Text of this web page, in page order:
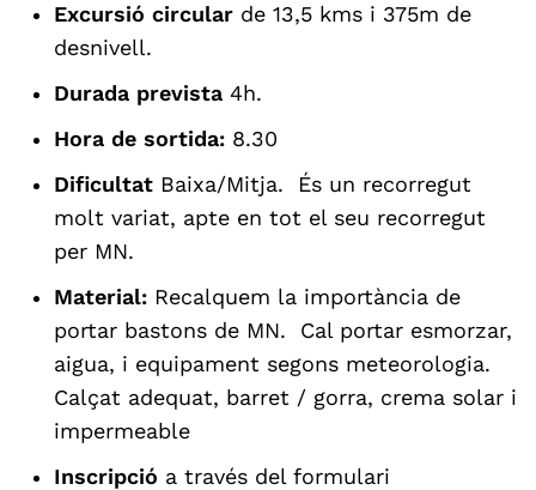
Excursió circular de 13,5 kms i 375m de
desnivell.
Durada prevista 4h.
Hora de sortida: 8.30
Dificultat Baixa/Mitja. És un recorregut
molt variat, apte en tot el seu recorregut
per MN.
Material: Recalquem la importància de
portar bastons de MN. Cal portar esmorzar,
aigua, i equipament segons meteorologia.
Calçat adequat, barret / gorra, crema solar i
impermeable
Inscripció a través del formulari